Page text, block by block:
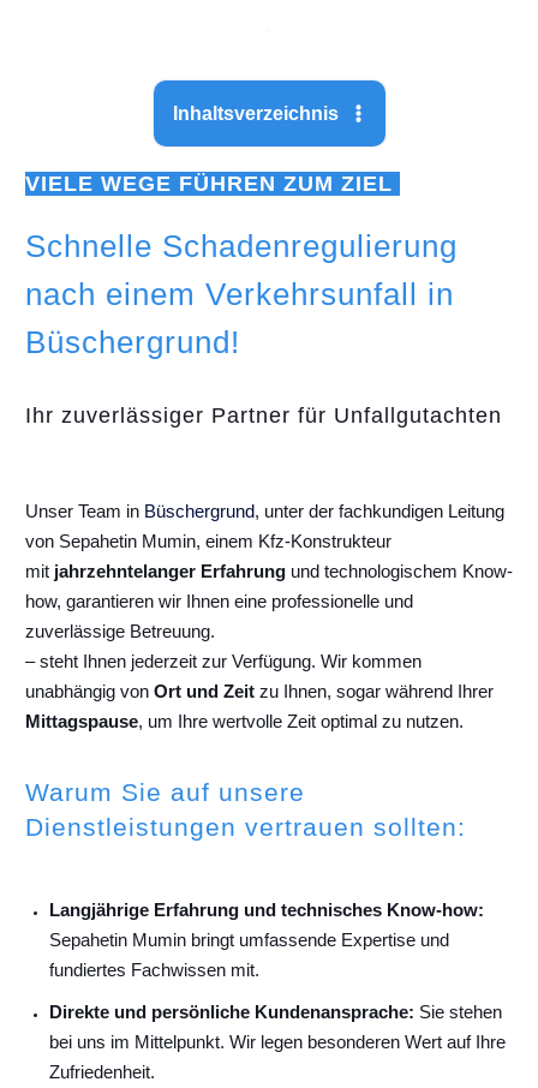
Inhaltsverzeichnis
VIELE WEGE FÜHREN ZUM ZIEL
Schnelle Schadenregulierung
nach einem Verkehrsunfall in
Büschergrund!
Ihr zuverlässiger Partner für Unfallgutachten
Unser Team in Büschergrund, unter der fachkundigen Leitung
von Sepahetin Mumin, einem Kfz-Konstrukteur
mit jahrzehntelanger Erfahrung und technologischem Know-
how, garantieren wir Ihnen eine professionelle und
zuverlässige Betreuung.
– steht Ihnen jederzeit zur Verfügung. Wir kommen
unabhängig von Ort und Zeit zu Ihnen, sogar während Ihrer
Mittagspause, um Ihre wertvolle Zeit optimal zu nutzen.
Warum Sie auf unsere
Dienstleistungen vertrauen sollten:
Langjährige Erfahrung und technisches Know-how:
Sepahetin Mumin bringt umfassende Expertise und
fundiertes Fachwissen mit.
Direkte und persönliche Kundenansprache: Sie stehen
bei uns im Mittelpunkt. Wir legen besonderen Wert auf Ihre
Zufriedenheit.